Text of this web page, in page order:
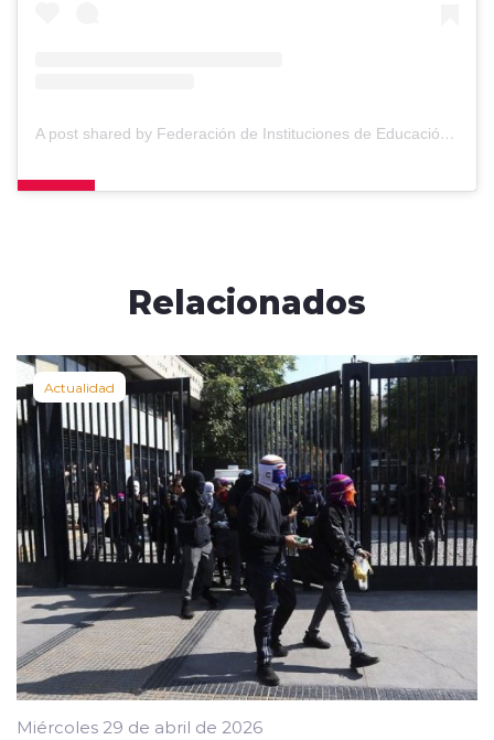
A post shared by Federación de Instituciones de Educación Particular (@fide_chile)
Relacionados
Actualidad
Miércoles 29 de abril de 2026